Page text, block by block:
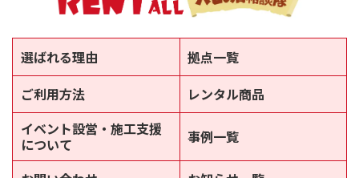
選ばれる理由
拠点一覧
ご利用方法
レンタル商品
イベント設営・施工支援
について
事例一覧